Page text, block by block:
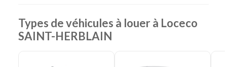
Types de véhicules à louer à Loceco
SAINT-HERBLAIN